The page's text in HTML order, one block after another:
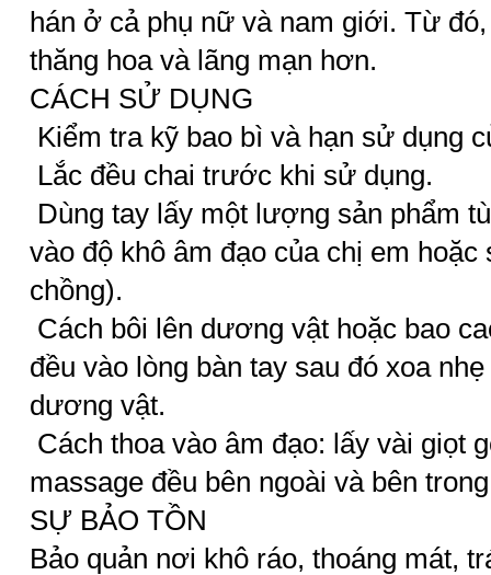
hán ở cả phụ nữ và nam giới. Từ
thăng hoa và lãng mạn hơn.
CÁCH SỬ DỤNG
Kiểm tra kỹ bao bì và hạn sử dụng
Lắc đều chai trước khi sử dụng.
Dùng tay lấy một lượng sản phẩm
vào độ khô âm đạo của chị em
chồng).
Cách bôi lên dương vật hoặc bao
đều vào lòng bàn tay sau đó xoa
dương vật.
Cách thoa vào âm đạo: lấy vài giọt
massage đều bên ngoài và bên
SỰ BẢO TỒN
Bảo quản nơi khô ráo, thoáng mát,